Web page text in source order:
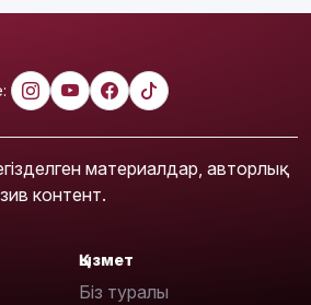
материалдар, авторлық
контент.
Қызмет
Біз туралы